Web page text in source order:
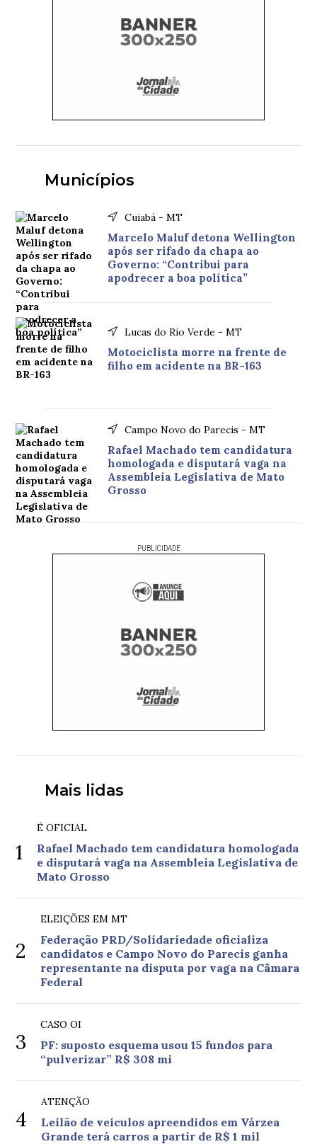
Municípios
Cuiabá - MT
Marcelo Maluf detona Wellington
após ser rifado da chapa ao
Governo: “Contribui para
apodrecer a boa política”
Lucas do Rio Verde - MT
Motociclista morre na frente de
filho em acidente na BR-163
Campo Novo do Parecis - MT
Rafael Machado tem candidatura
homologada e disputará vaga na
Assembleia Legislativa de Mato
Grosso
PUBLICIDADE
Mais lidas
1
É OFICIAL
Rafael Machado tem candidatura homologada
e disputará vaga na Assembleia Legislativa de
Mato Grosso
2
ELEIÇÕES EM MT
Federação PRD/Solidariedade oficializa
candidatos e Campo Novo do Parecis ganha
representante na disputa por vaga na Câmara
Federal
3
CASO OI
PF: suposto esquema usou 15 fundos para
“pulverizar” R$ 308 mi
4
ATENÇÃO
Leilão de veículos apreendidos em Várzea
Grande terá carros a partir de R$ 1 mil